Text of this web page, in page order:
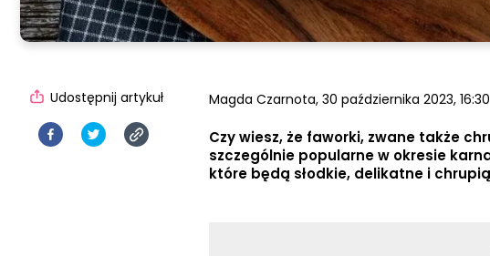
Magda Czarnota, 30 października 2023, 16:30
Czy wiesz, że faworki, zwane także
szczególnie popularne w okresie
które będą słodkie, delikatne i
Udostępnij artykuł